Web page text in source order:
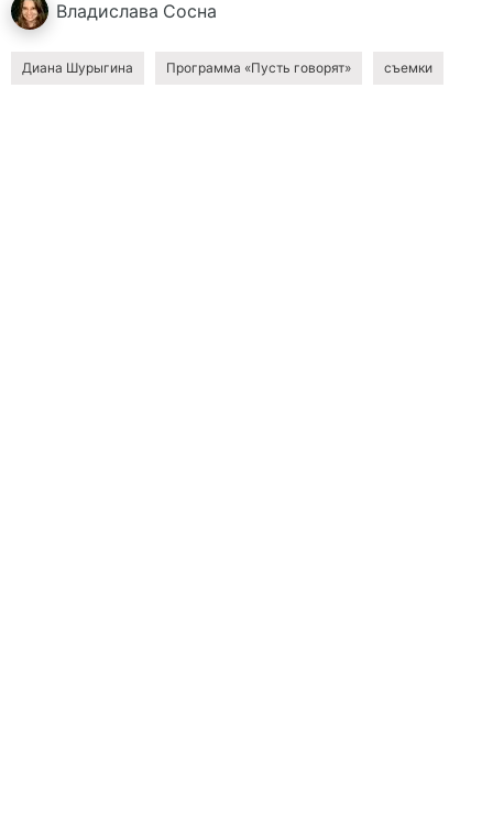
Владислава Сосна
Диана Шурыгина Программа «Пусть говорят» съемки